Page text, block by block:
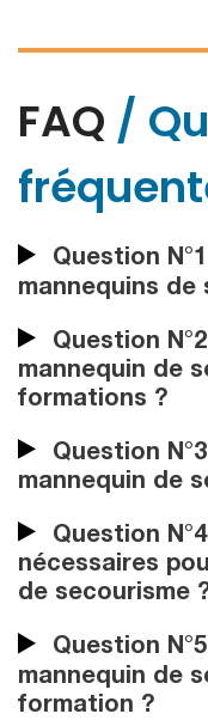
FAQ /
Question
mannequins de
Question
mannequin de
formations ?
Question
mannequin de
Question
nécessaires
de secourisme
Question
mannequin de
formation ?